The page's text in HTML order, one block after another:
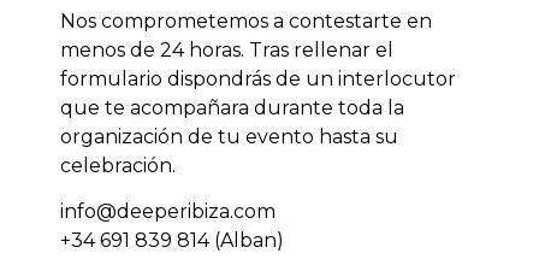
Nos comprometemos a contestarte en
menos de 24 horas. Tras rellenar el
formulario dispondrás de un interlocutor
que te acompañara durante toda la
organización de tu evento hasta su
celebración.
info@deeperibiza.com
+34 691 839 814 (Alban)